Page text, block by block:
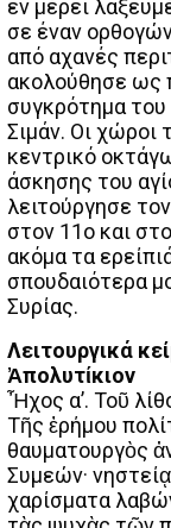
εν μέρει
σε έναν
από αχανές
ακολούθησε ως
συγκρότημα
Σιμάν. Οι χώροι
κεντρικό
άσκησης του
λειτούργησε
στον 11ο και
ακόμα τα
σπουδαιότερα
Συρίας.
Λειτουργικά
Ἀπολυτίκιον
Ἦχος α’. Τοῦ
Τῆς ἐρήμου
θαυματουργὸς
Συμεών·
χαρίσματα